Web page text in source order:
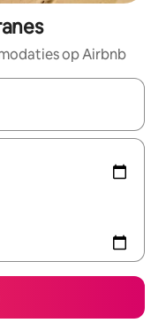
op Airbnb
zijn, maak je een keuze